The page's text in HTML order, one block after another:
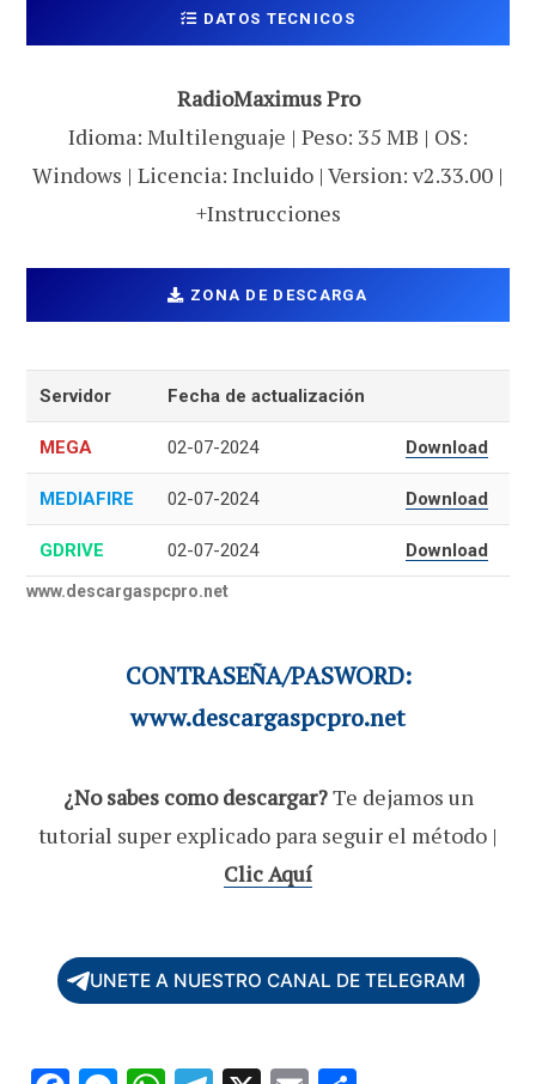
DATOS TECNICOS
RadioMaximus Pro
Idioma: Multilenguaje | Peso: 35 MB | OS:
Windows | Licencia: Incluido | Version: v2.33.00 |
+Instrucciones
ZONA DE DESCARGA
Servidor Fecha de actualización
MEGA 02-07-2024 Download
MEDIAFIRE 02-07-2024 Download
GDRIVE 02-07-2024 Download
www.descargaspcpro.net
CONTRASEÑA/PASWORD:
www.descargaspcpro.net
¿No sabes como descargar?Te dejamos un
tutorial super explicado para seguir el método |
Clic Aquí
UNETE A NUESTRO CANAL DE TELEGRAM